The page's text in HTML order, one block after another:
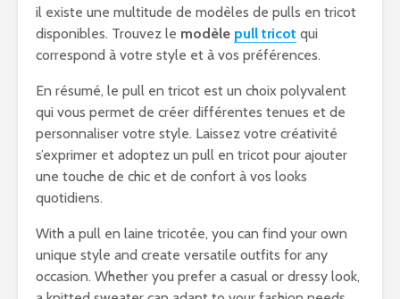
il existe une multitude de modèles de pulls en tricot
disponibles. Trouvez le modèle pull tricot qui
correspond à votre style et à vos préférences.
En résumé, le pull en tricot est un choix polyvalent
qui vous permet de créer différentes tenues et de
personnaliser votre style. Laissez votre créativité
s’exprimer et adoptez un pull en tricot pour ajouter
une touche de chic et de confort à vos looks
quotidiens.
With a pull en laine tricotée, you can find your own
unique style and create versatile outfits for any
occasion. Whether you prefer a casual or dressy look,